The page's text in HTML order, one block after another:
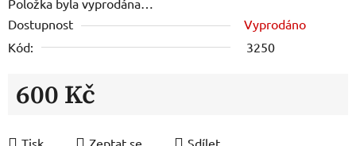
Dostupnost
Vyprodáno
Kód:
3250
600 Kč
Tisk
Zeptat se Sdílet